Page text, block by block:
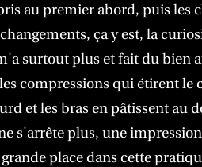
au premier abord, puis les
ça y est, la
surtout plus et fait du bien
compressions qui étirent
et les bras en pâtissent au
s'arrête plus, une
place dans cette